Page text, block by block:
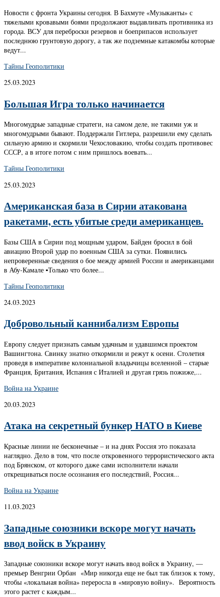
Новости с фронта Украины сегодня. В Бахмуте «Музыканты» с
тяжелыми кровавыми боями продолжают выдавливать противника из
города. ВСУ для переброски резервов и боеприпасов использует
последнюю грунтовую дорогу, а так же подземные катакомбы которые
ведут...
Тайны Геополитики
25.03.2023
Большая Игра только начинается
Многомудрые западные стратеги, на самом деле, не такими уж и
многомудрыми бывают. Поддержали Гитлера, разрешили ему сделать
сильную армию и скормили Чехословакию, чтобы создать противовес
СССР, а в итоге потом с ним пришлось воевать...
Тайны Геополитики
25.03.2023
Американская база в Сирии атакована
ракетами, есть убитые среди американцев.
Базы США в Сирии под мощным ударом, Байден бросил в бой
авиацию Второй удар по военным США за сутки. Появились
непроверенные сведения о бое между армией России и американцами
в Абу-Камале ▪️Только что более...
Тайны Геополитики
24.03.2023
Добровольный каннибализм Европы
Европу следует признать самым удачным и удавшимся проектом
Вашингтона. Свинку знатно откормили и режут к осени. Столетия
проведя в императиве колониальной владычицы вселенной – старые
Франция, Британия, Испания с Италией и другая грязь пожиже,...
Война на Украине
20.03.2023
Атака на секретный бункер НАТО в Киеве
Красные линии не бесконечные – и на днях Россия это показала
наглядно. Дело в том, что после откровенного террористического акта
под Брянском, от которого даже сами исполнители начали
открещиваться после осознания его последствий, Россия...
Война на Украине
11.03.2023
Западные союзники вскоре могут начать
ввод войск в Украину
Западные союзники вскоре могут начать ввод войск в Украину, —
премьер Венгрии Орбан «Мир никогда еще не был так близок к тому,
чтобы «локальная война» переросла в «мировую войну». Вероятность
этого растет с каждым...